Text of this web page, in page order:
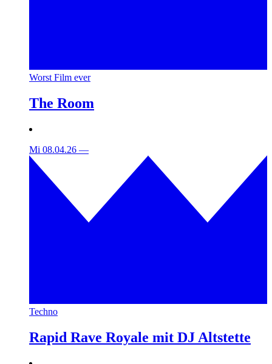
Worst Film ever
The Room
Mi 08.04.26 —
Techno
Rapid Rave Royale mit DJ Altstette